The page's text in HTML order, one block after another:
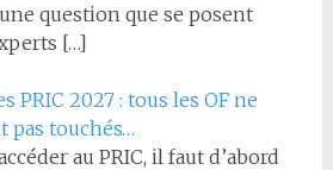
une question que se posent
[…]
PRIC 2027 : tous les OF ne
pas touchés…
au PRIC, il faut d’abord